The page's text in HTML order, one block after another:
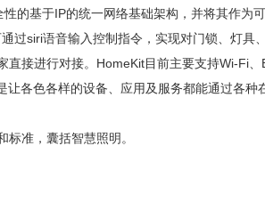
基于IP的统一网络基础架构，并将其作为
过siri语音输入控制指令，实现对门锁、灯
接进行对接。HomeKit目前主要支持Wi-Fi
各色各样的设备、应用及服务都能通过各
准，囊括智慧照明。